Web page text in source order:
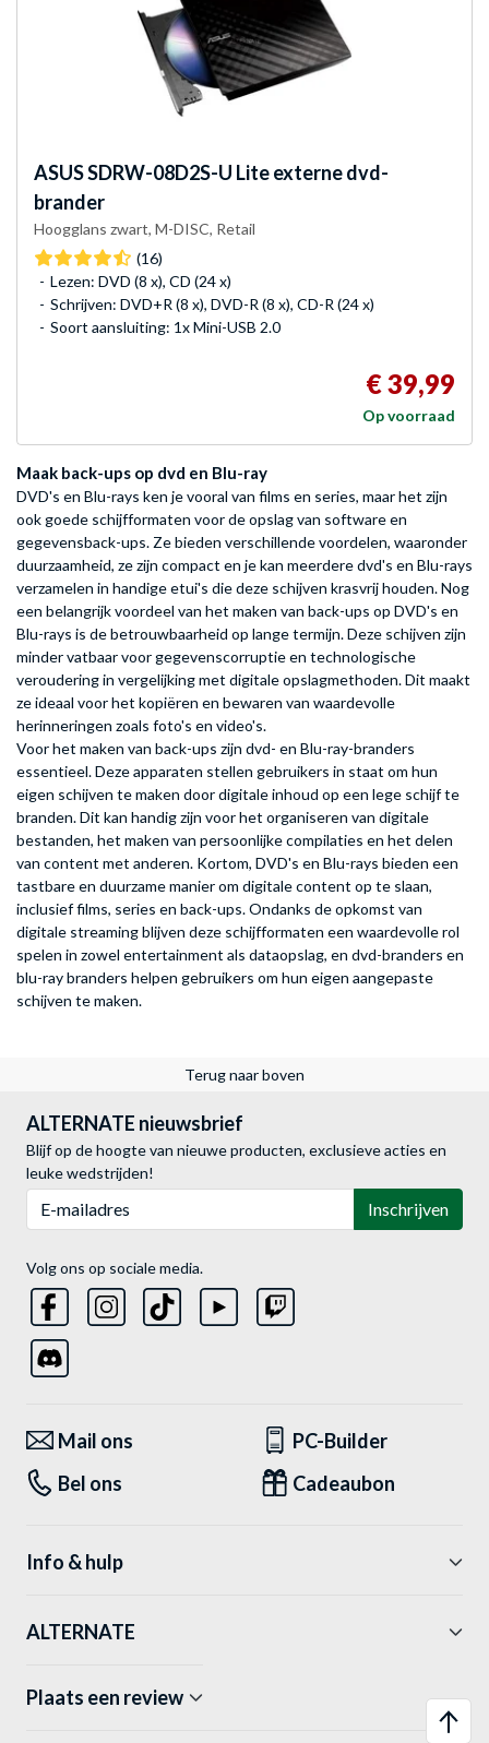
ASUSSDRW-08D2S-U Lite externe dvd-
brander
Hoogglans zwart, M-DISC, Retail
(16)
Lezen: DVD (8 x), CD (24 x)
Schrijven: DVD+R (8 x), DVD-R (8 x), CD-R (24 x)
Soort aansluiting: 1x Mini-USB 2.0
€ 39,99
Op voorraad
Maak back-ups op dvd en Blu-ray
DVD's en Blu-rays ken je vooral van films en series, maar het zijn
ook goede schijfformaten voor de opslag van software en
gegevensback-ups. Ze bieden verschillende voordelen, waaronder
duurzaamheid, ze zijn compact en je kan meerdere dvd's en Blu-rays
verzamelen in handige etui's die deze schijven krasvrij houden. Nog
een belangrijk voordeel van het maken van back-ups op DVD's en
Blu-rays is de betrouwbaarheid op lange termijn. Deze schijven zijn
minder vatbaar voor gegevenscorruptie en technologische
veroudering in vergelijking met digitale opslagmethoden. Dit maakt
ze ideaal voor het kopiëren en bewaren van waardevolle
herinneringen zoals foto's en video's.
Voor het maken van back-ups zijn dvd- en Blu-ray-branders
essentieel. Deze apparaten stellen gebruikers in staat om hun
eigen schijven te maken door digitale inhoud op een lege schijf te
branden. Dit kan handig zijn voor het organiseren van digitale
bestanden, het maken van persoonlijke compilaties en het delen
van content met anderen. Kortom, DVD's en Blu-rays bieden een
tastbare en duurzame manier om digitale content op te slaan,
inclusief films, series en back-ups. Ondanks de opkomst van
digitale streaming blijven deze schijfformaten een waardevolle rol
spelen in zowel entertainment als dataopslag, en dvd-branders en
blu-ray branders helpen gebruikers om hun eigen aangepaste
schijven te maken.
Terug naar boven
ALTERNATE nieuwsbrief
Blijf op de hoogte van nieuwe producten, exclusieve acties en
leuke wedstrijden!
Inschrijven
Volg ons op sociale media.
Mail ons
PC-Builder
Bel ons
Cadeaubon
Info & hulp
ALTERNATE
Plaats een review